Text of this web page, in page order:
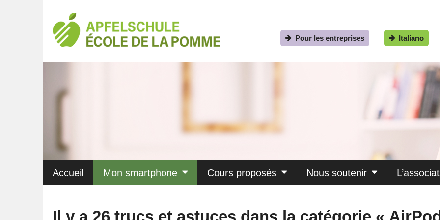
Italiano
Pour les entreprises
Accueil Mon smartphone Cours proposés Nous soutenir
Il y a 26 trucs et astuces dans la catégorie «